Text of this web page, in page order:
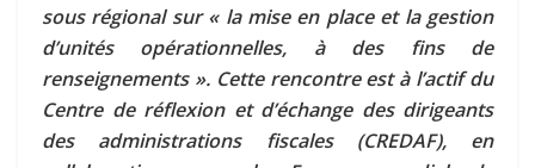
sous régional sur « la mise en place et la gestion
d’unités opérationnelles, à des fins de
renseignements ». Cette rencontre est à l’actif du
Centre de réflexion et d’échange des dirigeants
des administrations fiscales (CREDAF), en